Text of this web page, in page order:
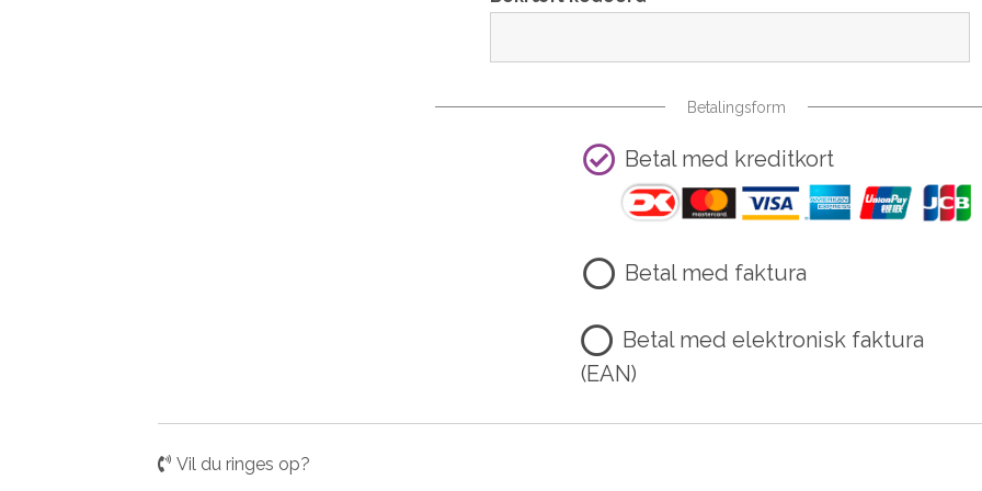
Betalingsform
Betal med kreditkort
Betal med faktura
Betal med elektronisk faktura
(EAN)
Vil du ringes op?